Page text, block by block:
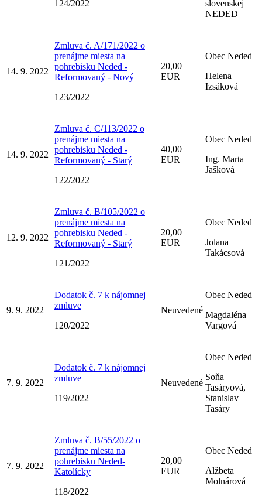
124/2022
slovenskej
NEDED
14. 9. 2022
Zmluva č. A/171/2022 o
prenájme miesta na
pohrebisku Neded -
Reformovaný - Nový
123/2022
20,00
EUR
Obec Neded
Helena
Izsáková
14. 9. 2022
Zmluva č. C/113/2022 o
prenájme miesta na
pohrebisku Neded -
Reformovaný - Starý
122/2022
40,00
EUR
Obec Neded
Ing. Marta
Jašková
12. 9. 2022
Zmluva č. B/105/2022 o
prenájme miesta na
pohrebisku Neded -
Reformovaný - Starý
121/2022
20,00
EUR
Obec Neded
Jolana
Takácsová
9. 9. 2022
Dodatok č. 7 k nájomnej
zmluve
120/2022
Neuvedené
Obec Neded
Magdaléna
Vargová
7. 9. 2022
Dodatok č. 7 k nájomnej
zmluve
119/2022
Neuvedené
Obec Neded
Soňa
Tasáryová,
Stanislav
Tasáry
7. 9. 2022
Zmluva č. B/55/2022 o
prenájme miesta na
pohrebisku Neded-
Katolícky
118/2022
20,00
EUR
Obec Neded
Alžbeta
Molnárová